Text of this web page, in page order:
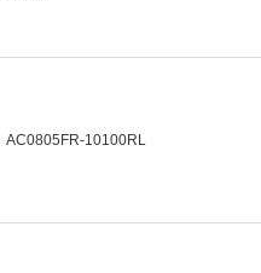
AC0805FR-10100RL